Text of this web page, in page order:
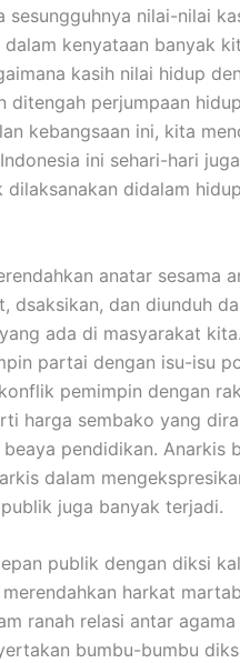
sesungguhnya nilai-nilai
kenyataan banyak
kasih nilai hidup
ditengah perjumpaan
kebangsaan ini, kita
ini sehari-hari
didalam
anatar sesama
dsaksikan, dan diunduh
ada di masyarakat
partai dengan isu-isu
pemimpin dengan
harga sembako yang
pendidikan. Anarkis
dalam
juga banyak terjadi.
publik dengan diksi
harkat
ranah relasi antar
bumbu-bumbu